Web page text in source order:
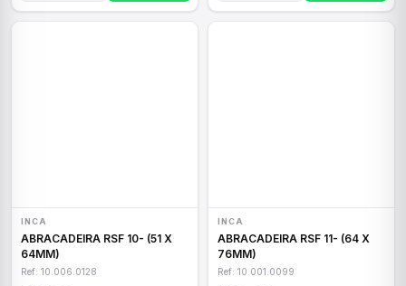
INCA
ABRACADEIRA RSF 10- (51 X
64MM)
Ref: 10.006.0128
INCA
ABRACADEIRA RSF 11- (64 X
76MM)
Ref: 10.001.0099